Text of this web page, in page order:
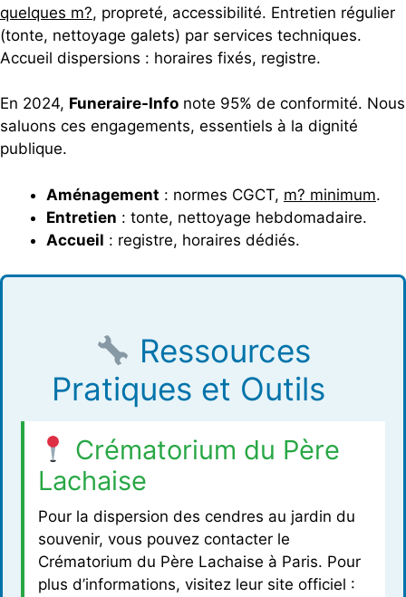
quelques m?, propreté, accessibilité. Entretien régulier
(tonte, nettoyage galets) par services techniques.
Accueil dispersions : horaires fixés, registre.
En 2024, Funeraire-Info note 95% de conformité. Nous
saluons ces engagements, essentiels à la dignité
publique.
Aménagement : normes CGCT, m? minimum.
Entretien : tonte, nettoyage hebdomadaire.
Accueil : registre, horaires dédiés.
Ressources
Pratiques et Outils
Crématorium du Père
Lachaise
Pour la dispersion des cendres au jardin du
souvenir, vous pouvez contacter le
Crématorium du Père Lachaise à Paris. Pour
plus d’informations, visitez leur site officiel :